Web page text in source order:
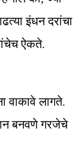
इंधन दरांचा
ऐकते.
वाकावे लागते.
बनवणे गरजेचे